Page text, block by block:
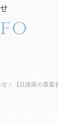
⁄ 【兵庫県の事